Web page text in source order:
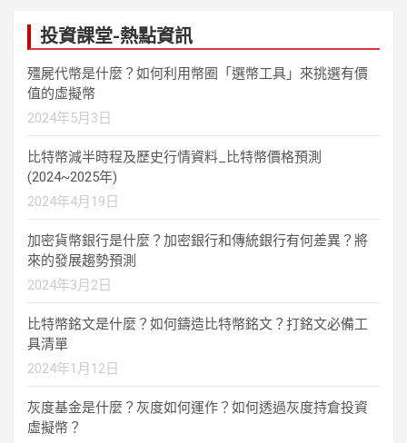
投資課堂-熱點資訊
殭屍代幣是什麼？如何利用幣圈「選幣工具」來挑選有價
值的虛擬幣
2024年5月3日
比特幣減半時程及歷史行情資料_比特幣價格預測
(2024~2025年)
2024年4月19日
加密貨幣銀行是什麼？加密銀行和傳統銀行有何差異？將
來的發展趨勢預測
2024年3月2日
比特幣銘文是什麼？如何鑄造比特幣銘文？打銘文必備工
具清單
2024年1月12日
灰度基金是什麼？灰度如何運作？如何透過灰度持倉投資
虛擬幣？